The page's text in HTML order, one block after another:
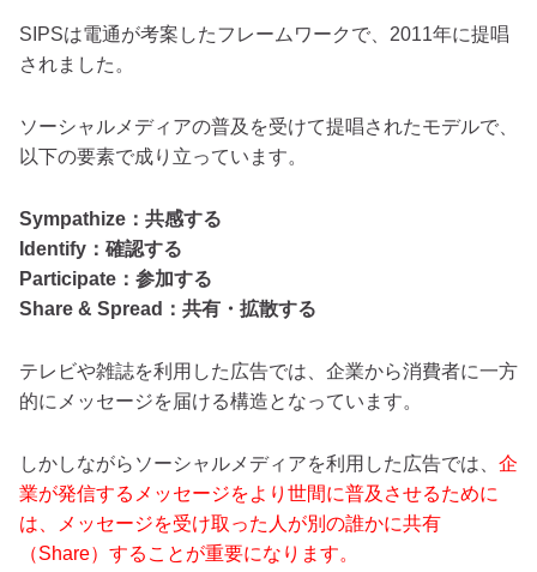
SIPSは電通が考案したフレームワークで、2011年に提唱
されました。
ソーシャルメディアの普及を受けて提唱されたモデルで、
以下の要素で成り立っています。
Sympathize：共感する
Identify：確認する
Participate：参加する
Share & Spread：共有・拡散する
テレビや雑誌を利用した広告では、企業から消費者に一方
的にメッセージを届ける構造となっています。
しかしながらソーシャルメディアを利用した広告では、 企
業が発信するメッセージをより世間に普及させるために
は、メッセージを受け取った人が別の誰かに共有
（Share）することが重要になります。